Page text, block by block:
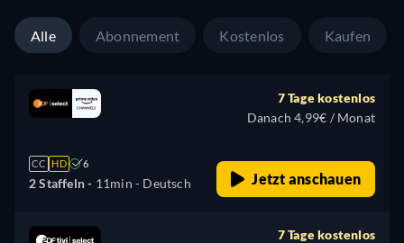
Alle Abonnement Kostenlos Kaufen
CC HD 6
2 Staffeln - 11min - Deutsch
7 Tage kostenlos
Danach 4,99€ / Monat
Jetzt anschauen
7 Tage kostenlos